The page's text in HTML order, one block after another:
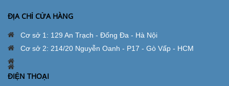
ĐỊA CHỈ CỬA HÀNG
Cơ sở 1: 129 An Trạch - Đống Đa - Hà Nội
Cơ sở 2: 214/20 Nguyễn Oanh - P17 - Gò Vấp - HCM
ĐIỆN THOẠI